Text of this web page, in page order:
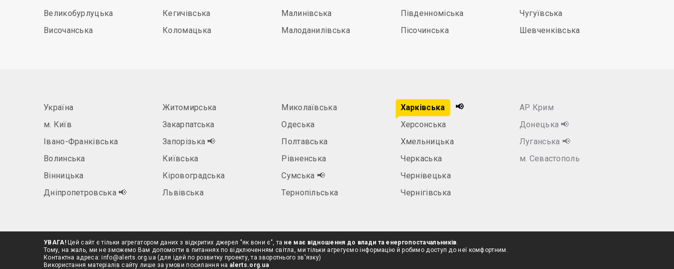
Великобурлуцька
Височанська
Кегичівська
Коломацька
Малинівська
Малоданилівська
Південноміська
Пісочинська
Чугуївська
Шевченківська
Україна
м. Київ
Івано-Франківська
Волинська
Вінницька
Дніпропетровська 📢
Житомирська
Закарпатська
Запорізька 📢
Київська
Кіровоградська
Львівська
Миколаївська
Одеська
Полтавська
Рівненська
Сумська 📢
Тернопільська
Харківська
📢
Херсонська
Хмельницька
Черкаська
Чернівецька
Чернігівська
АР Крим
Донецька 📢
Луганська 📢
м. Севастополь
УВАГА!Цей сайт є тільки агрегатором даних з відкритих джерел "як вони є", та не має відношення до влади та енергопостачальників.
Тому, на жаль, ми не зможемо Вам допомогти в питаннях по відключенням світла, ми тільки агрегуємо інформацію й робимо доступ до неї комфортним.
Контактна адреса:info@alerts.org.ua (для ідей по розвитку проекту, та зворотнього зв'язку)
Використання матеріалів сайту лише за умови посилання наalerts.org.ua